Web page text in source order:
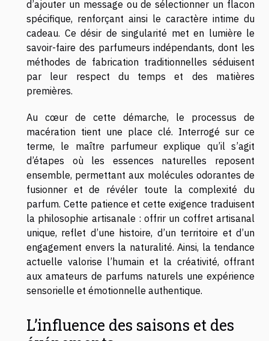
d’ajouter un message ou de sélectionner un flacon
spécifique, renforçant ainsi le caractère intime du
cadeau. Ce désir de singularité met en lumière le
savoir-faire des parfumeurs indépendants, dont les
méthodes de fabrication traditionnelles séduisent
par leur respect du temps et des matières
premières.
Au cœur de cette démarche, le processus de
macération tient une place clé. Interrogé sur ce
terme, le maître parfumeur explique qu’il s’agit
d’étapes où les essences naturelles reposent
ensemble, permettant aux molécules odorantes de
fusionner et de révéler toute la complexité du
parfum. Cette patience et cette exigence traduisent
la philosophie artisanale : offrir un coffret artisanal
unique, reflet d’une histoire, d’un territoire et d’un
engagement envers la naturalité. Ainsi, la tendance
actuelle valorise l’humain et la créativité, offrant
aux amateurs de parfums naturels une expérience
sensorielle et émotionnelle authentique.
L’influence des saisons et des